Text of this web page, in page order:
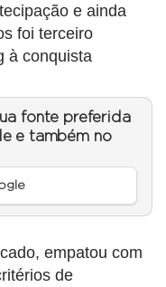
e ainda
foi terceiro
à conquista
fonte preferida
e também no
empatou com
de